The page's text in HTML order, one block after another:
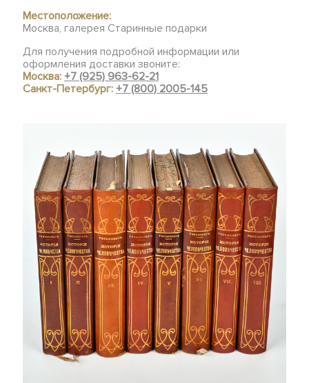
Местоположение:
Москва, галерея Старинные подарки
Для получения подробной информации или
оформления доставки звоните:
Москва:+7 (925) 963-62-21
Санкт-Петербург:+7 (800) 2005-145